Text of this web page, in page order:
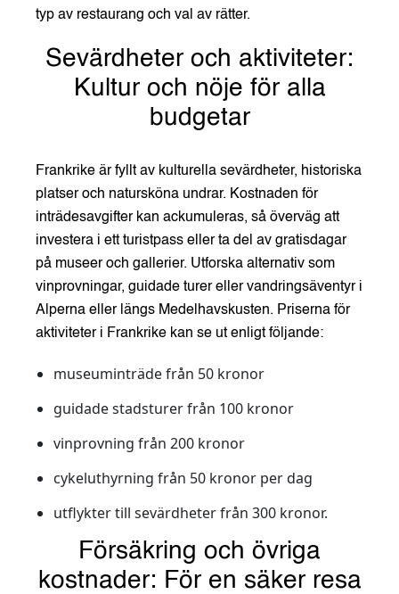
typ av restaurang och val av rätter.
Sevärdheter och aktiviteter:
Kultur och nöje för alla
budgetar
Frankrike är fyllt av kulturella sevärdheter, historiska
platser och natursköna undrar. Kostnaden för
inträdesavgifter kan ackumuleras, så överväg att
investera i ett turistpass eller ta del av gratisdagar
på museer och gallerier. Utforska alternativ som
vinprovningar, guidade turer eller vandringsäventyr i
Alperna eller längs Medelhavskusten. Priserna för
aktiviteter i Frankrike kan se ut enligt följande:
museuminträde från 50 kronor
guidade stadsturer från 100 kronor
vinprovning från 200 kronor
cykeluthyrning från 50 kronor per dag
utflykter till sevärdheter från 300 kronor.
Försäkring och övriga
kostnader: För en säker resa